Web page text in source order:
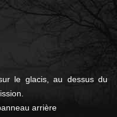
le glacis, au dessus du
arrière